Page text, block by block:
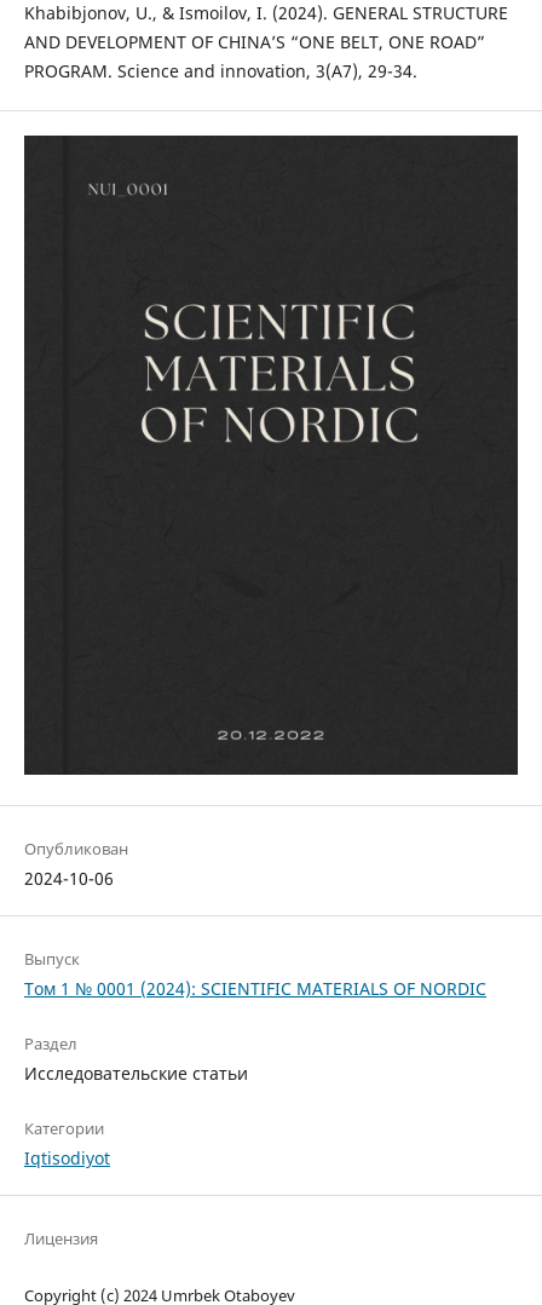
Khabibjonov, U., & Ismoilov, I. (2024). GENERAL STRUCTURE
AND DEVELOPMENT OF CHINA’S “ONE BELT, ONE ROAD”
PROGRAM. Science and innovation, 3(A7), 29-34.
Опубликован
2024-10-06
Выпуск
Том 1 № 0001 (2024): SCIENTIFIC MATERIALS OF NORDIC
Раздел
Исследовательские статьи
Категории
Iqtisodiyot
Лицензия
Copyright (c) 2024 Umrbek Otaboyev